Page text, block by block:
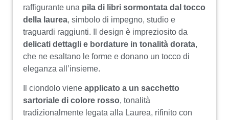
raffigurante una pila di libri sormontata dal tocco
della laurea, simbolo di impegno, studio e
traguardi raggiunti. Il design è impreziosito da
delicati dettagli e bordature in tonalità dorata,
che ne esaltano le forme e donano un tocco di
eleganza all’insieme.
Il ciondolo viene applicato a un sacchetto
sartoriale di colore rosso, tonalità
tradizionalmente legata alla Laurea, rifinito con